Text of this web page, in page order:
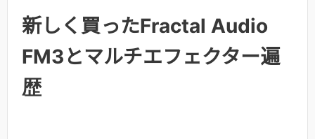
新しく買ったFractal Audio
FM3とマルチエフェクター遍
歴